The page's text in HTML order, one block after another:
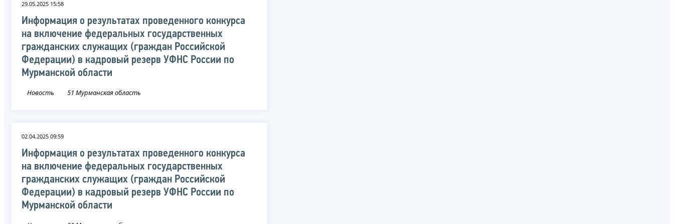
29.05.2025 15:58
Информация о результатах проведенного конкурса
на включение федеральных государственных
гражданских служащих (граждан Российской
Федерации) в кадровый резерв УФНС России по
Мурманской области
Новость 51 Мурманская область
02.04.2025 09:59
Информация о результатах проведенного конкурса
на включение федеральных государственных
гражданских служащих (граждан Российской
Федерации) в кадровый резерв УФНС России по
Мурманской области